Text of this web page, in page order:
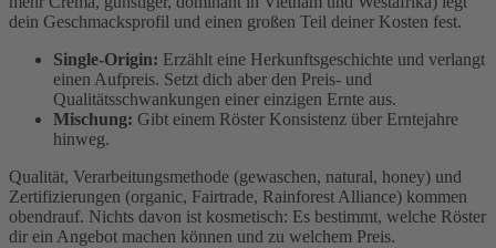
dein Geschmacksprofil und einen großen Teil deiner Kosten fest.
Single-Origin: Erzählt eine Herkunftsgeschichte und verlangt
einen Aufpreis. Setzt dich aber den Preis- und
Qualitätsschwankungen einer einzigen Ernte aus.
Mischung: Gibt einem Röster Konsistenz über Erntejahre
hinweg.
Qualität, Verarbeitungsmethode (gewaschen, natural, honey) und
Zertifizierungen (organic, Fairtrade, Rainforest Alliance) kommen
obendrauf. Nichts davon ist kosmetisch: Es bestimmt, welche Röster
dir ein Angebot machen können und zu welchem Preis.